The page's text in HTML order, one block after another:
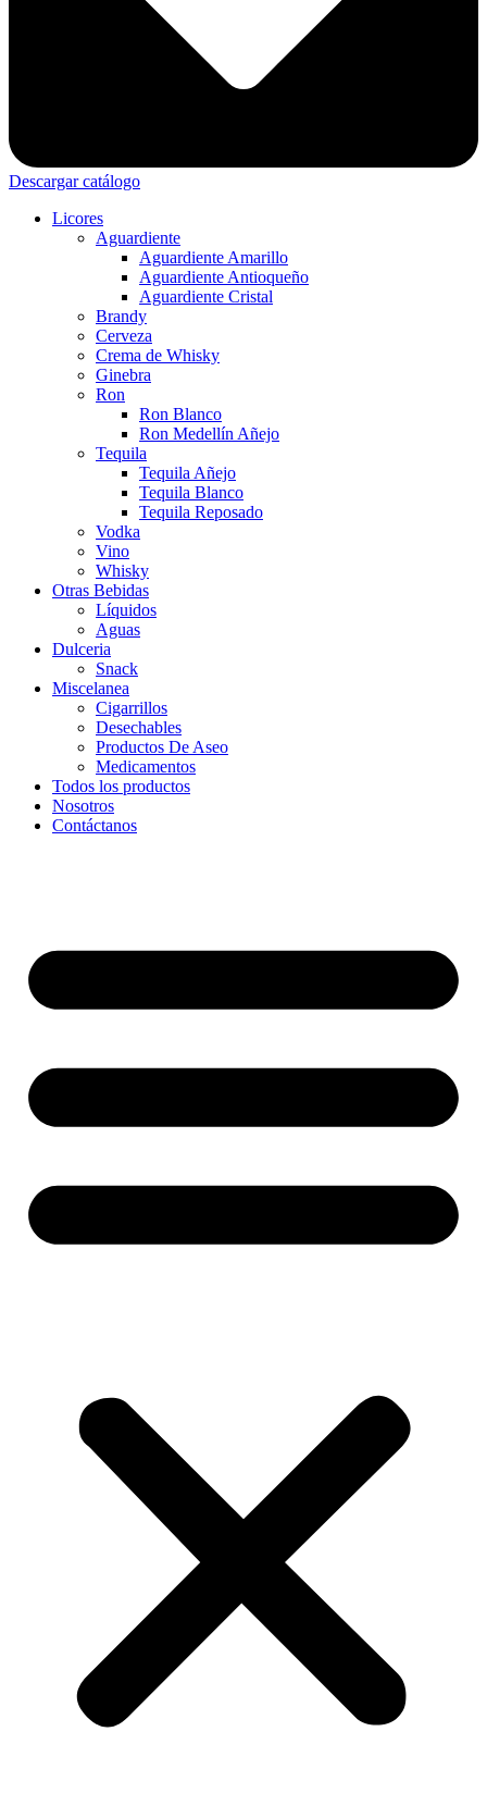
Descargar catálogo
Licores
Aguardiente
Aguardiente Amarillo
Aguardiente Antioqueño
Aguardiente Cristal
Brandy
Cerveza
Crema de Whisky
Ginebra
Ron
Ron Blanco
Ron Medellín Añejo
Tequila
Tequila Añejo
Tequila Blanco
Tequila Reposado
Vodka
Vino
Whisky
Otras Bebidas
Líquidos
Aguas
Dulceria
Snack
Miscelanea
Cigarrillos
Desechables
Productos De Aseo
Medicamentos
Todos los productos
Nosotros
Contáctanos